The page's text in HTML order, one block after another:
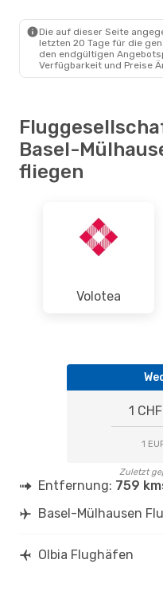
Die auf dieser Seite
letzten 20 Tage für die
den endgültigen
Verfügbarkeit und Preise
Basel-
fliegen
Volotea
1
1
Zuletzt
Entfernung: 759
Basel-Mülhausen
Olbia Flughäfen